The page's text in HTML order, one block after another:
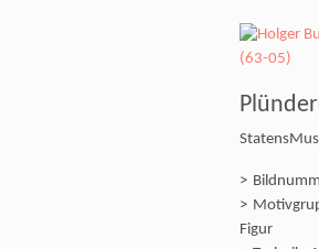
Figur